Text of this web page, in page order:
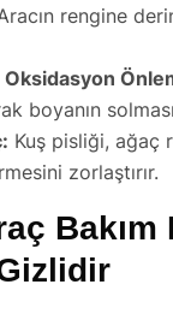
rengine
Oksidasyon
boyanın
Kuş pisliği, ağaç
zorlaştırır.